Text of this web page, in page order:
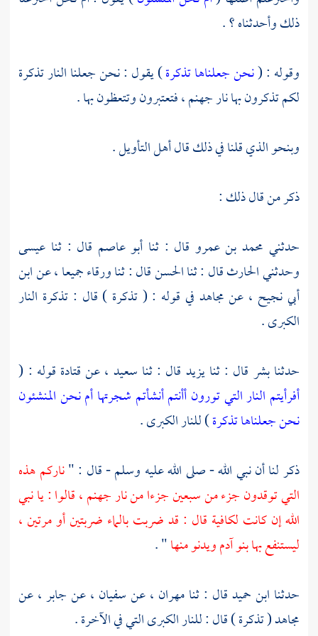
ذلك وأحدثناه ؟ .
وقوله : (نحن جعلناها تذكرة) يقول : نحن جعلنا النار تذكرة
لكم تذكرون بها نار جهنم ، فتعتبرون وتتعظون بها .
وبنحو الذي قلنا في ذلك قال أهل التأويل .
ذكر من قال ذلك :
حدثني محمد بن عمرو قال : ثنا أبو عاصم قال : ثنا عيسى
وحدثنيالحارثقال : ثناالحسنقال : ثناورقاءجميعا ، عنابن
أبي نجيح ، عنمجاهد في قوله : ( تذكرة ) قال : تذكرة النار
الكبرى .
حدثنابشر قال : ثنايزيد قال : ثنا سعيد ، عنقتادة قوله : (
أفرأيتم النار التي تورون أأنتم أنشأتم شجرتها أم نحن المنشئون
نحن جعلناها تذكرة) للنار الكبرى .
ذكر لنا أن نبي الله - صلى الله عليه وسلم - قال : "ناركم هذه
التي توقدون جزء من سبعين جزءا من نار جهنم ، قالوا : يا نبي
الله إن كانت لكافية قال : قد ضربت بالماء ضربتين أو مرتين ،
ليستنفع بها بنو آدم ويدنو منها" .
حدثنا ابن حميدقال : ثنامهران ، عنسفيان ، عنجابر، عن
مجاهد( تذكرة ) قال : للنار الكبرى التي في الآخرة .